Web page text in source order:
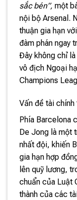
sắc bén”, một
nội bộ Arsenal.
thuận gia hạn
đàm phán ngay
Đây không chỉ
vô địch Ngoại
Champions
Vấn đề tài
Phía Barcelona
De Jong là một
nhất đội, khiến
gia hạn hợp
lên quỹ lương,
chuẩn của Luật
thành của các